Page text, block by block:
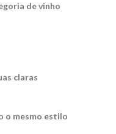
de vinho
claras
o mesmo estilo